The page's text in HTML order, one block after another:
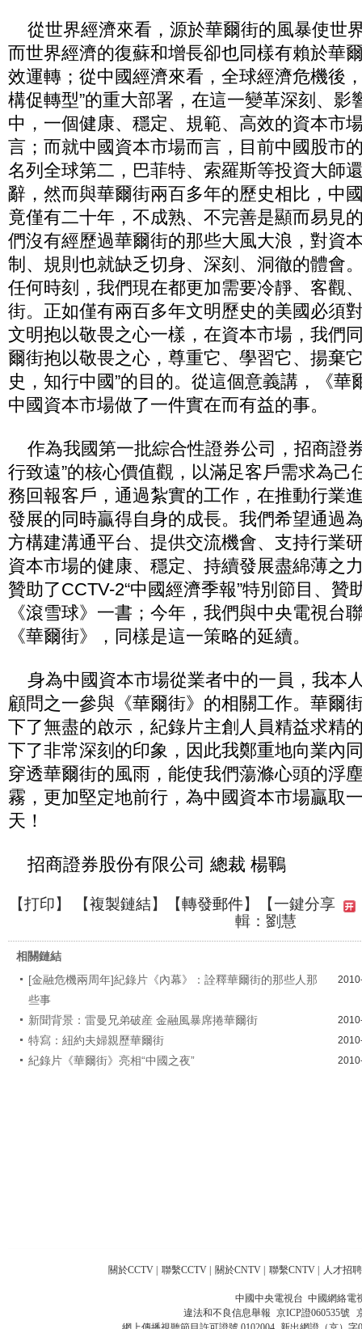
從世界經濟來看，源於華爾街的風暴使世
而世界經濟的復蘇和增長卻也同樣有賴於華
效運轉；從中國經濟來看，全球經濟危機後
構促轉型”的重大部署，在這一變革深刻、影
中，一個健康、穩定、規範、高效的資本市
言；而就中國資本市場而言，目前中國股市
名列全球第二，巴菲特、索羅斯等投資大師
辭，然而與華爾街兩百多年的歷史相比，中
竟僅有二十年，不成熟、不完善是顯而易見
們沒有經歷過華爾街的那些大風大浪，對資
制、規則也就缺乏切身、深刻、洞徹的體會
任何時刻，我們現在都更加需要冷靜、客觀
街。正如僅有兩百多年文明歷史的美國必須
文明抱以敬畏之心一樣，在資本市場，我們
爾街抱以敬畏之心，尊重它、學習它、揚棄
史，知行中國”的目的。從這個意義講，《華
中國資本市場做了一件實在而有益的事。
作為我國第一批綜合性證券公司，招商證
行致遠”的核心價值觀，以滿足客戶需求為己
務回報客戶，通過紮實的工作，在推動行業
發展的同時贏得自身的成長。我們希望通過
方構建溝通平台、提供交流機會、支持行業
資本市場的健康、穩定、持續發展盡綿薄之
贊助了CCTV-2“中國經濟季報”特別節目、贊
《滾雪球》一書；今年，我們與中央電視台
《華爾街》，同樣是這一策略的延續。
身為中國資本市場從業者中的一員，我本
顧問之一參與《華爾街》的相關工作。華爾
下了無盡的啟示，紀錄片主創人員精益求精
下了非常深刻的印象，因此我鄭重地向業內
穿透華爾街的風雨，能使我們蕩滌心頭的浮
霧，更加堅定地前行，為中國資本市場贏取
天！
招商證券股份有限公司 總裁 楊鶤
【打印】 【複製鏈結】【轉發郵件】
【一鍵分享
輯：劉慧
相關鏈結
[金融危機兩周年]紀錄片《內幕》：詮釋華爾街的那些人那
些事
新聞背景：雷曼兄弟破産 金融風暴席捲華爾街
特寫：紐約夫婦親歷華爾街
紀錄片《華爾街》亮相“中國之夜”
關於CCTV 聯繫CCTV 關於CNTV 聯繫CNTV 人才招聘
中國中央電視台 中國網絡電
違法和不良信息舉報 京ICP證060535號